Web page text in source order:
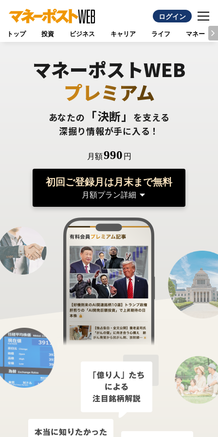
ログイン
トップ 投資 ビジネス キャリア ライフ マネー
マネーポストWEB
プレミアム
あなたの 「決断」
を支える
深掘り情報が手に入る！
月額990 円
初回ご登録月は月末まで無料
月額プラン詳細